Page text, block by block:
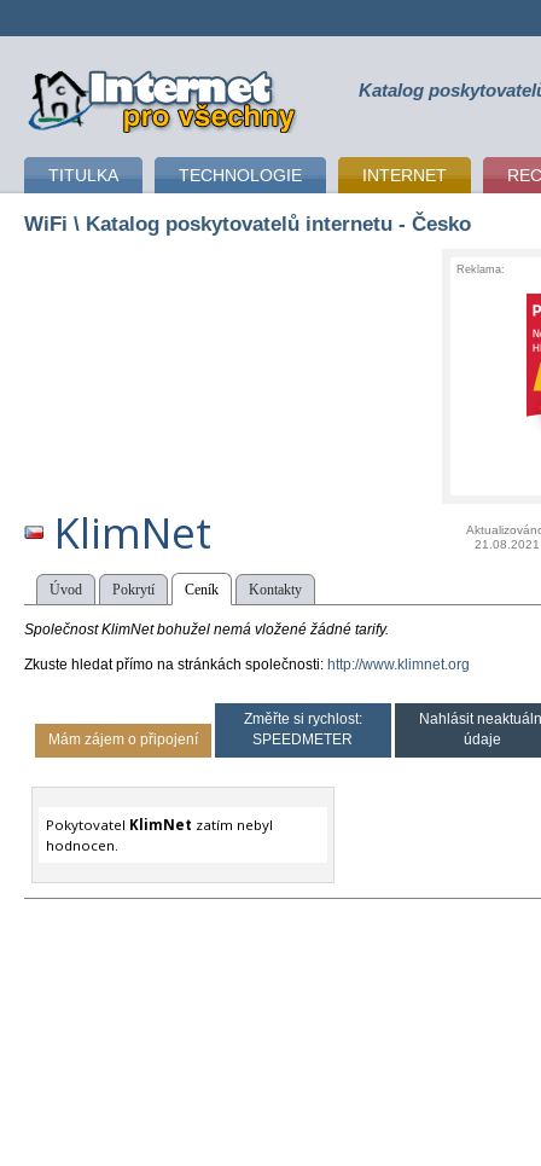
připojení k internetu Katalog
TITULKA TECHNOLOGIE INTERNET
WiFi \ Katalog poskytovatelů internetu - Česko
Reklama:
KlimNet
21.08.2021
Úvod Pokrytí Ceník Kontakty
Společnost KlimNet bohužel nemá vložené žádné tarify.
Zkuste hledat přímo na stránkách společnosti: http://www.klimnet.org
Mám zájem o připojení
Změřte si rychlost:
SPEEDMETER
Nahlásit
údaje
Pokytovatel KlimNet zatím nebyl
hodnocen.